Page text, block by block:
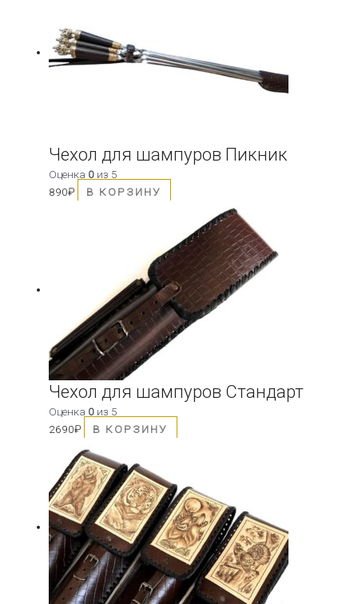
Чехол для шампуров Пикник
Оценка 0 из 5
890₽ В КОРЗИНУ
Чехол для шампуров Стандарт
Оценка 0 из 5
2690₽ В КОРЗИНУ